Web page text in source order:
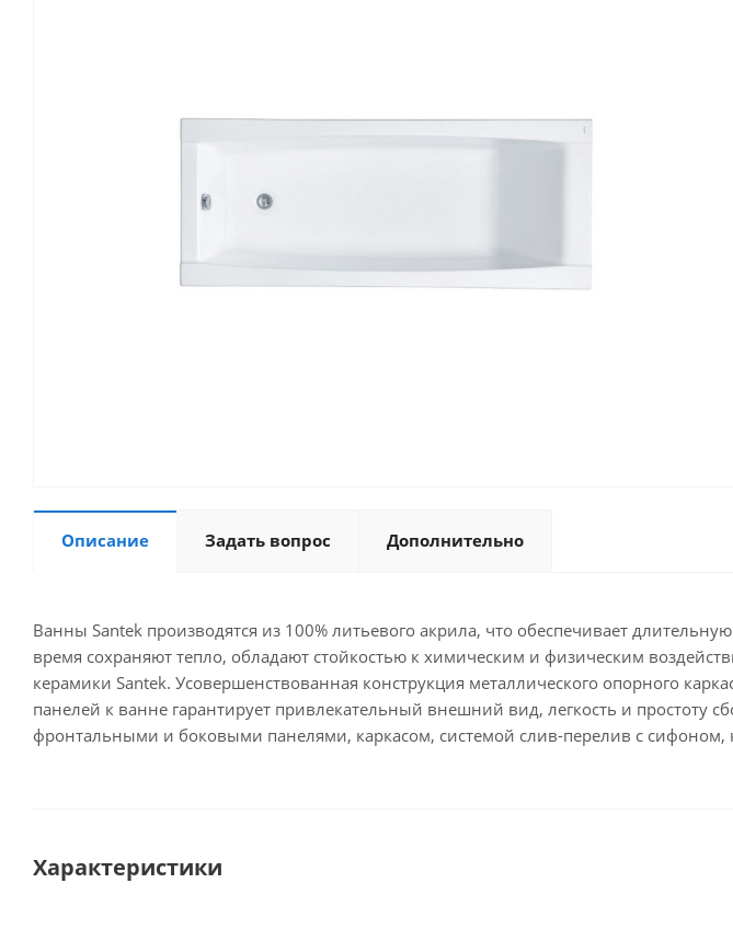
Описание Задать вопрос Дополнительно
Ванны Santek производятся из 100% литьевого акрила, что обеспечивает
время сохраняют тепло, обладают стойкостью к химическим и физическим
керамики Santek. Усовершенствованная конструкция металлического опорного
панелей к ванне гарантирует привлекательный внешний вид, легкость и простоту
фронтальными и боковыми панелями, каркасом, системой слив-перелив с
Характеристики